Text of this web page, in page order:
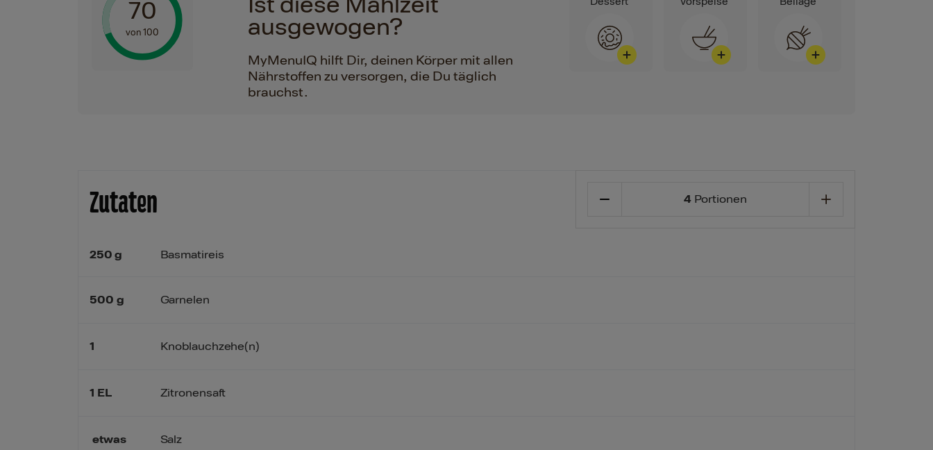
70
von 100
ausgewogen?
MyMenuIQ hilft Dir, deinen Körper mit allen
Nährstoffen zu versorgen, die Du täglich
brauchst.
Zutaten 4Portionen
250 g
500 g
1
1 EL
etwas
Basmatireis
Garnelen
Knoblauchzehe(n)
Zitronensaft
Salz